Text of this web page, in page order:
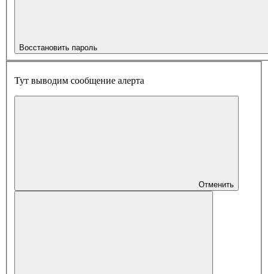
Восстановить пароль
Тут выводим сообщение алерта
Отменить